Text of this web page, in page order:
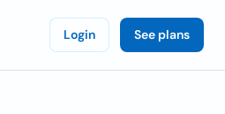
Login See plans